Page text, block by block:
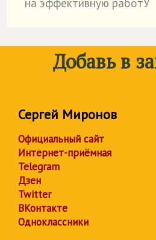
на эффективную работУ
Добавь в
Сергей Миронов
Официальный сайт
Интернет-приёмная
Telegram
Дзен
Twitter
ВКонтакте
Одноклассники